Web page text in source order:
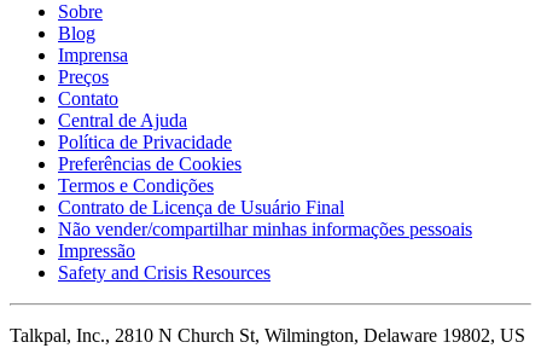
Sobre
Blog
Imprensa
Preços
Contato
Central de Ajuda
Política de Privacidade
Preferências de Cookies
Termos e Condições
Contrato de Licença de Usuário Final
Não vender/compartilhar minhas informações pessoais
Impressão
Safety and Crisis Resources
Talkpal, Inc., 2810 N Church St, Wilmington, Delaware 19802, US